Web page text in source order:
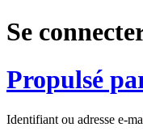
Se
Propulsé
Identifiant ou adresse e-